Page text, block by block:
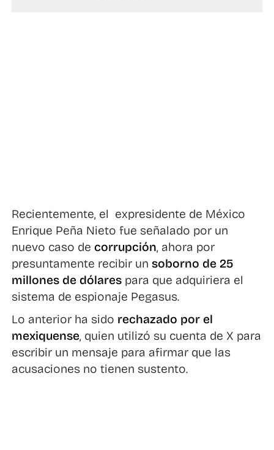
Recientemente, el expresidente de México
Enrique Peña Nieto fue señalado por un
nuevo caso decorrupción, ahora por
presuntamente recibir unsoborno de 25
millones de dólares para que adquiriera el
sistema de espionaje Pegasus.
Lo anterior ha sido rechazado por el
mexiquense, quien utilizó su cuenta de X para
escribir un mensaje para afirmar que las
acusaciones no tienen sustento.